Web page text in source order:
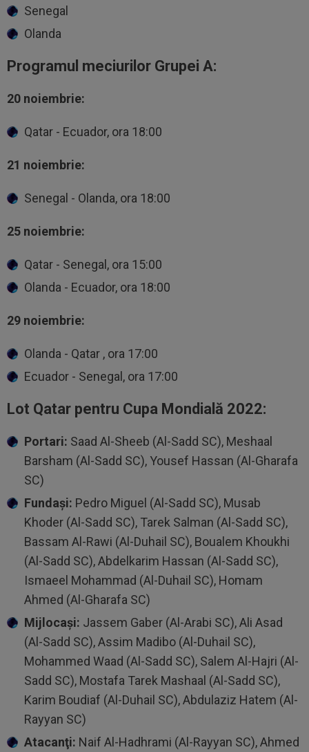
Senegal
Olanda
Programul meciurilor Grupei A:
20 noiembrie:
Qatar - Ecuador, ora 18:00
21 noiembrie:
Senegal - Olanda, ora 18:00
25 noiembrie:
Qatar - Senegal, ora 15:00
Olanda - Ecuador, ora 18:00
29 noiembrie:
Olanda - Qatar , ora 17:00
Ecuador - Senegal, ora 17:00
Lot Qatar pentru Cupa Mondială 2022:
Portari: Saad Al-Sheeb (Al-Sadd SC), Meshaal
Barsham (Al-Sadd SC), Yousef Hassan (Al-Gharafa
SC)
Fundaşi: Pedro Miguel (Al-Sadd SC), Musab
Khoder (Al-Sadd SC), Tarek Salman (Al-Sadd SC),
Bassam Al-Rawi (Al-Duhail SC), Boualem Khoukhi
(Al-Sadd SC), Abdelkarim Hassan (Al-Sadd SC),
Ismaeel Mohammad (Al-Duhail SC), Homam
Ahmed (Al-Gharafa SC)
Mijlocaşi: Jassem Gaber (Al-Arabi SC), Ali Asad
(Al-Sadd SC), Assim Madibo (Al-Duhail SC),
Mohammed Waad (Al-Sadd SC), Salem Al-Hajri (Al-
Sadd SC), Mostafa Tarek Mashaal (Al-Sadd SC),
Karim Boudiaf (Al-Duhail SC), Abdulaziz Hatem (Al-
Rayyan SC)
Atacanţi: Naif Al-Hadhrami (Al-Rayyan SC), Ahmed